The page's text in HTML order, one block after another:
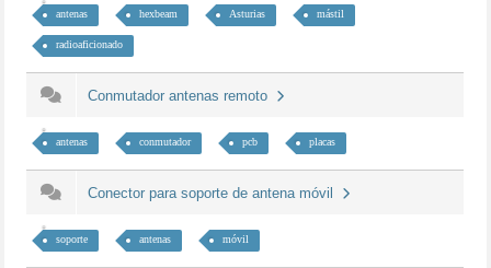
antenas hexbeam Asturias mástil
radioaficionado
Conmutador antenas remoto
antenas conmutador pcb placas
Conector para soporte de antena móvil
soporte antenas móvil